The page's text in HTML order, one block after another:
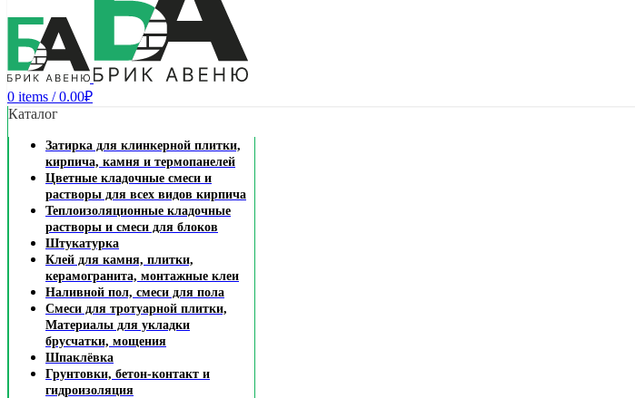
0 items / 0.00₽
Каталог
Затирка для клинкерной плитки,
кирпича, камня и термопанелей
Цветные кладочные смеси и
растворы для всех видов кирпича
Теплоизоляционные кладочные
растворы и смеси для блоков
Штукатурка
Клей для камня, плитки,
керамогранита, монтажные клеи
Наливной пол, смеси для пола
Смеси для тротуарной плитки,
Материалы для укладки
брусчатки, мощения
Шпаклёвка
Грунтовки, бетон-контакт и
гидроизоляция